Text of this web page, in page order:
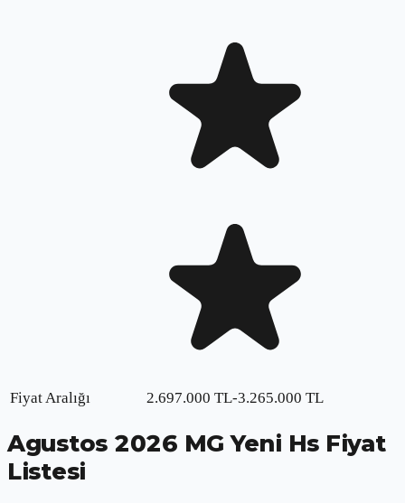
Fiyat Aralığı 2.697.000 TL-3.265.000 TL
Agustos 2026 MG Yeni Hs Fiyat
Listesi